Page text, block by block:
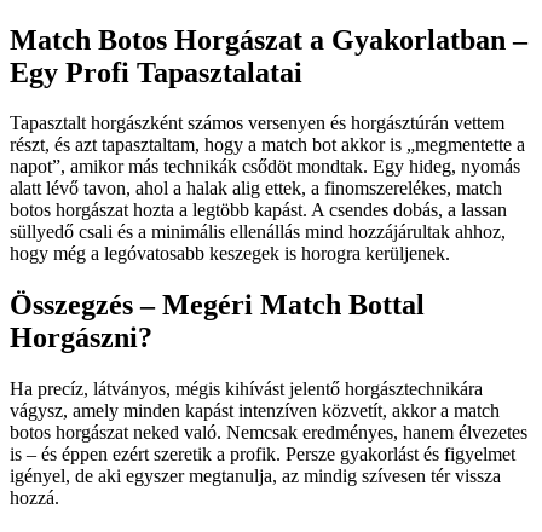
Match Botos Horgászat a Gyakorlatban –
Egy Profi Tapasztalatai
Tapasztalt horgászként számos versenyen és horgásztúrán vettem
részt, és azt tapasztaltam, hogy a match bot akkor is „megmentette a
napot”, amikor más technikák csődöt mondtak. Egy hideg, nyomás
alatt lévő tavon, ahol a halak alig ettek, a finomszerelékes, match
botos horgászat hozta a legtöbb kapást. A csendes dobás, a lassan
süllyedő csali és a minimális ellenállás mind hozzájárultak ahhoz,
hogy még a legóvatosabb keszegek is horogra kerüljenek.
Összegzés – Megéri Match Bottal
Horgászni?
Ha precíz, látványos, mégis kihívást jelentő horgásztechnikára
vágysz, amely minden kapást intenzíven közvetít, akkor a match
botos horgászat neked való. Nemcsak eredményes, hanem élvezetes
is – és éppen ezért szeretik a profik. Persze gyakorlást és figyelmet
igényel, de aki egyszer megtanulja, az mindig szívesen tér vissza
hozzá.